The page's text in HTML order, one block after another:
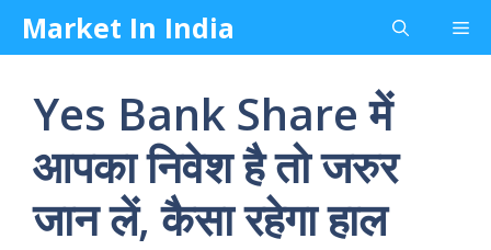
SkipMarket In India
Yes Bank Share में
आपका निवेश है तो जरुर
जान लें, कैसा रहेगा हाल